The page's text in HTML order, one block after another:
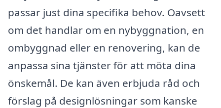
passar just dina specifika behov. Oavsett
om det handlar om en nybyggnation, en
ombyggnad eller en renovering, kan de
anpassa sina tjänster för att möta dina
önskemål. De kan även erbjuda råd och
förslag på designlösningar som kanske